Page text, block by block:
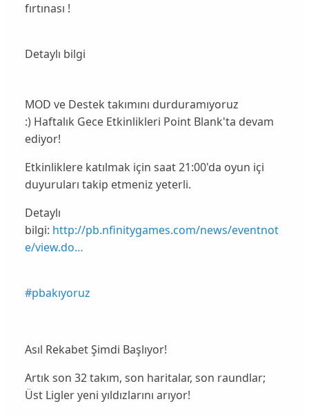
fırtınası !
Detaylı bilgi
MOD ve Destek takımını durduramıyoruz
:) Haftalık Gece Etkinlikleri Point Blank'ta devam
ediyor!
Etkinliklere katılmak için saat 21:00'da oyun içi
duyuruları takip etmeniz yeterli.
Detaylı
bilgi: http://pb.nfinitygames.com/news/eventnot
e/view.do…
#pbakıyoruz
Asıl Rekabet Şimdi Başlıyor!
Artık son 32 takım, son haritalar, son raundlar;
Üst Ligler yeni yıldızlarını arıyor!